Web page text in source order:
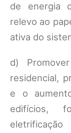
de energia
relevo ao
ativa do
d)
residencial,
e o
edifícios,